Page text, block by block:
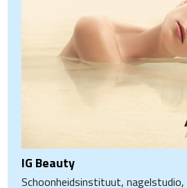
IG Beauty
Schoonheidsinstituut, nagelstudio,